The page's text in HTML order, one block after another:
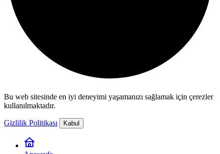
Bu web sitesinde en iyi deneyimi yaşamanızı sağlamak için çerezler
kullanılmaktadır.
Gizlilik Politikası Kabul